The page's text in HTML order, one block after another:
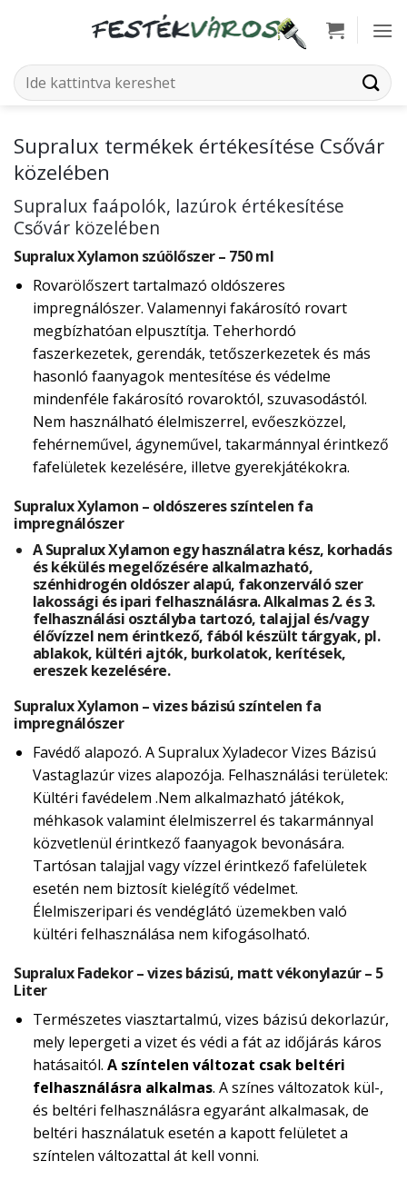
Keresés
a
Supralux termékek értékesítése Csővár
közelében
Supralux faápolók, lazúrok értékesítése
Csővár közelében
Supralux Xylamon szúölőszer – 750 ml
Rovarölőszert tartalmazó oldószeres
impregnálószer. Valamennyi fakárosító rovart
megbízhatóan elpusztítja. Teherhordó
faszerkezetek, gerendák, tetőszerkezetek és más
hasonló faanyagok mentesítése és védelme
mindenféle fakárosító rovaroktól, szuvasodástól.
Nem használható élelmiszerrel, evőeszközzel,
fehérneművel, ágyneművel, takarmánnyal érintkező
fafelületek kezelésére, illetve gyerekjátékokra.
Supralux Xylamon – oldószeres színtelen fa
impregnálószer
A Supralux Xylamon egy használatra kész, korhadás
és kékülés megelőzésére alkalmazható,
szénhidrogén oldószer alapú, fakonzerváló szer
lakossági és ipari felhasználásra. Alkalmas 2. és 3.
felhasználási osztályba tartozó, talajjal és/vagy
élővízzel nem érintkező, fából készült tárgyak, pl.
ablakok, kültéri ajtók, burkolatok, kerítések,
ereszek kezelésére.
Supralux Xylamon – vizes bázisú színtelen fa
impregnálószer
Favédő alapozó. A Supralux Xyladecor Vizes Bázisú
Vastaglazúr vizes alapozója. Felhasználási területek:
Kültéri favédelem .Nem alkalmazható játékok,
méhkasok valamint élelmiszerrel és takarmánnyal
közvetlenül érintkező faanyagok bevonására.
Tartósan talajjal vagy vízzel érintkező fafelületek
esetén nem biztosít kielégítő védelmet.
Élelmiszeripari és vendéglátó üzemekben való
kültéri felhasználása nem kifogásolható.
Supralux Fadekor – vizes bázisú, matt vékonylazúr – 5
Liter
Természetes viasztartalmú, vizes bázisú dekorlazúr,
mely lepergeti a vizet és védi a fát az időjárás káros
hatásaitól. A színtelen változat csak beltéri
felhasználásra alkalmas. A színes változatok kül-,
és beltéri felhasználásra egyaránt alkalmasak, de
beltéri használatuk esetén a kapott felületet a
színtelen változattal át kell vonni.